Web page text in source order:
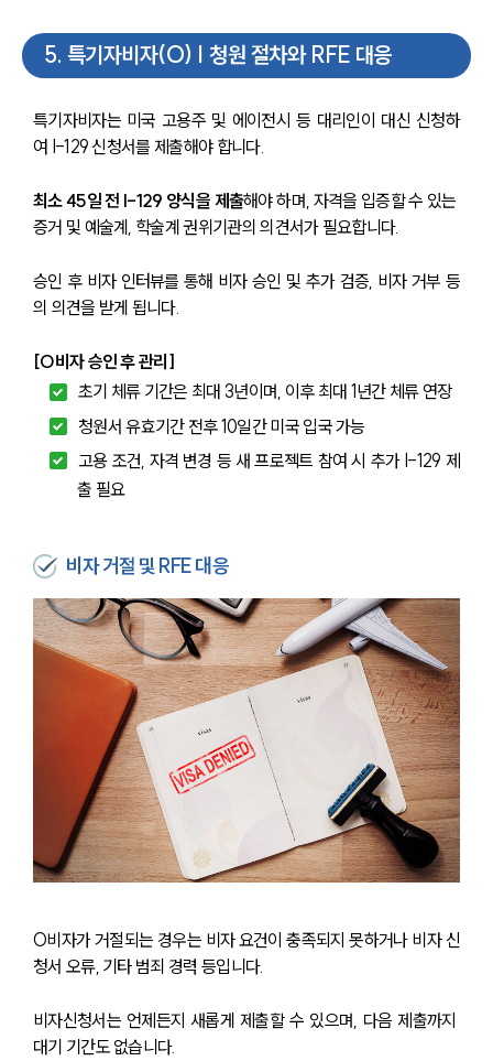
5. 특기자비자(O) | 청원 절차와 RFE 대응
특기자비자는 미국 고용주 및 에이전시 등 대리인이 대신 신청하
여 I-129 신청서를 제출해야 합니다.
최소 45일 전 I-129 양식을 제출해야 하며, 자격을 입증할 수 있는
증거 및 예술계, 학술계 권위기관의 의견서가 필요합니다.
승인 후 비자 인터뷰를 통해 비자 승인 및 추가 검증, 비자 거부 등
의 의견을 받게 됩니다.
[O비자 승인 후 관리]
초기 체류 기간은 최대 3년이며, 이후 최대 1년간 체류 연장
청원서 유효기간 전후 10일간 미국 입국 가능
고용 조건, 자격 변경 등 새 프로젝트 참여 시 추가 I-129 제
출 필요
비자 거절 및 RFE 대응
O비자가 거절되는 경우는 비자 요건이 충족되지 못하거나 비자 신
청서 오류, 기타 범죄 경력 등입니다.
비자신청서는 언제든지 새롭게 제출할 수 있으며, 다음 제출까지
대기 기간도 없습니다.